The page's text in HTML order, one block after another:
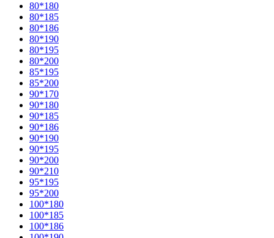
80*180
80*185
80*186
80*190
80*195
80*200
85*195
85*200
90*170
90*180
90*185
90*186
90*190
90*195
90*200
90*210
95*195
95*200
100*180
100*185
100*186